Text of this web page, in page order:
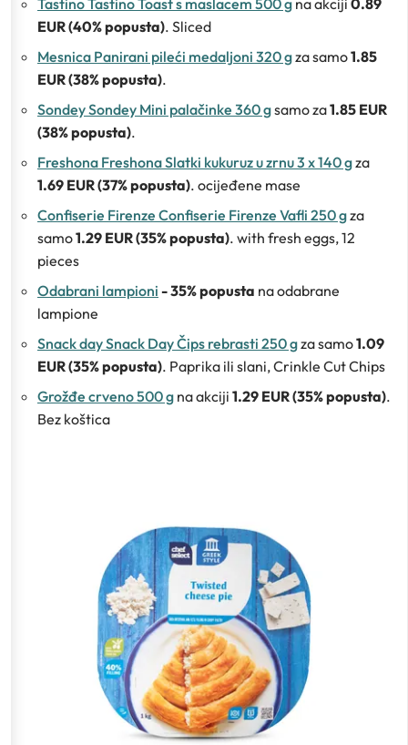
Tastino Tastino Toast s maslacem 500 g na akciji 0.89
EUR (40% popusta). Sliced
Mesnica Panirani pileći medaljoni 320 gza samo1.85
EUR (38% popusta).
Sondey Sondey Mini palačinke 360 gsamo za1.85 EUR
(38% popusta).
Freshona Freshona Slatki kukuruz u zrnu 3 x 140 gza
1.69 EUR (37% popusta). ocijeđene mase
Confiserie Firenze Confiserie Firenze Vafli 250 gza
samo1.29 EUR (35% popusta). with fresh eggs, 12
pieces
Odabrani lampioni - 35% popusta na odabrane
lampione
Snack day Snack Day Čips rebrasti 250 gza samo1.09
EUR (35% popusta). Paprika ili slani, Crinkle Cut Chips
Grožđe crveno 500 g na akciji 1.29 EUR (35% popusta).
Bez koštica